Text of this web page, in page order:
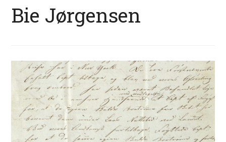
Bie Jørgensen